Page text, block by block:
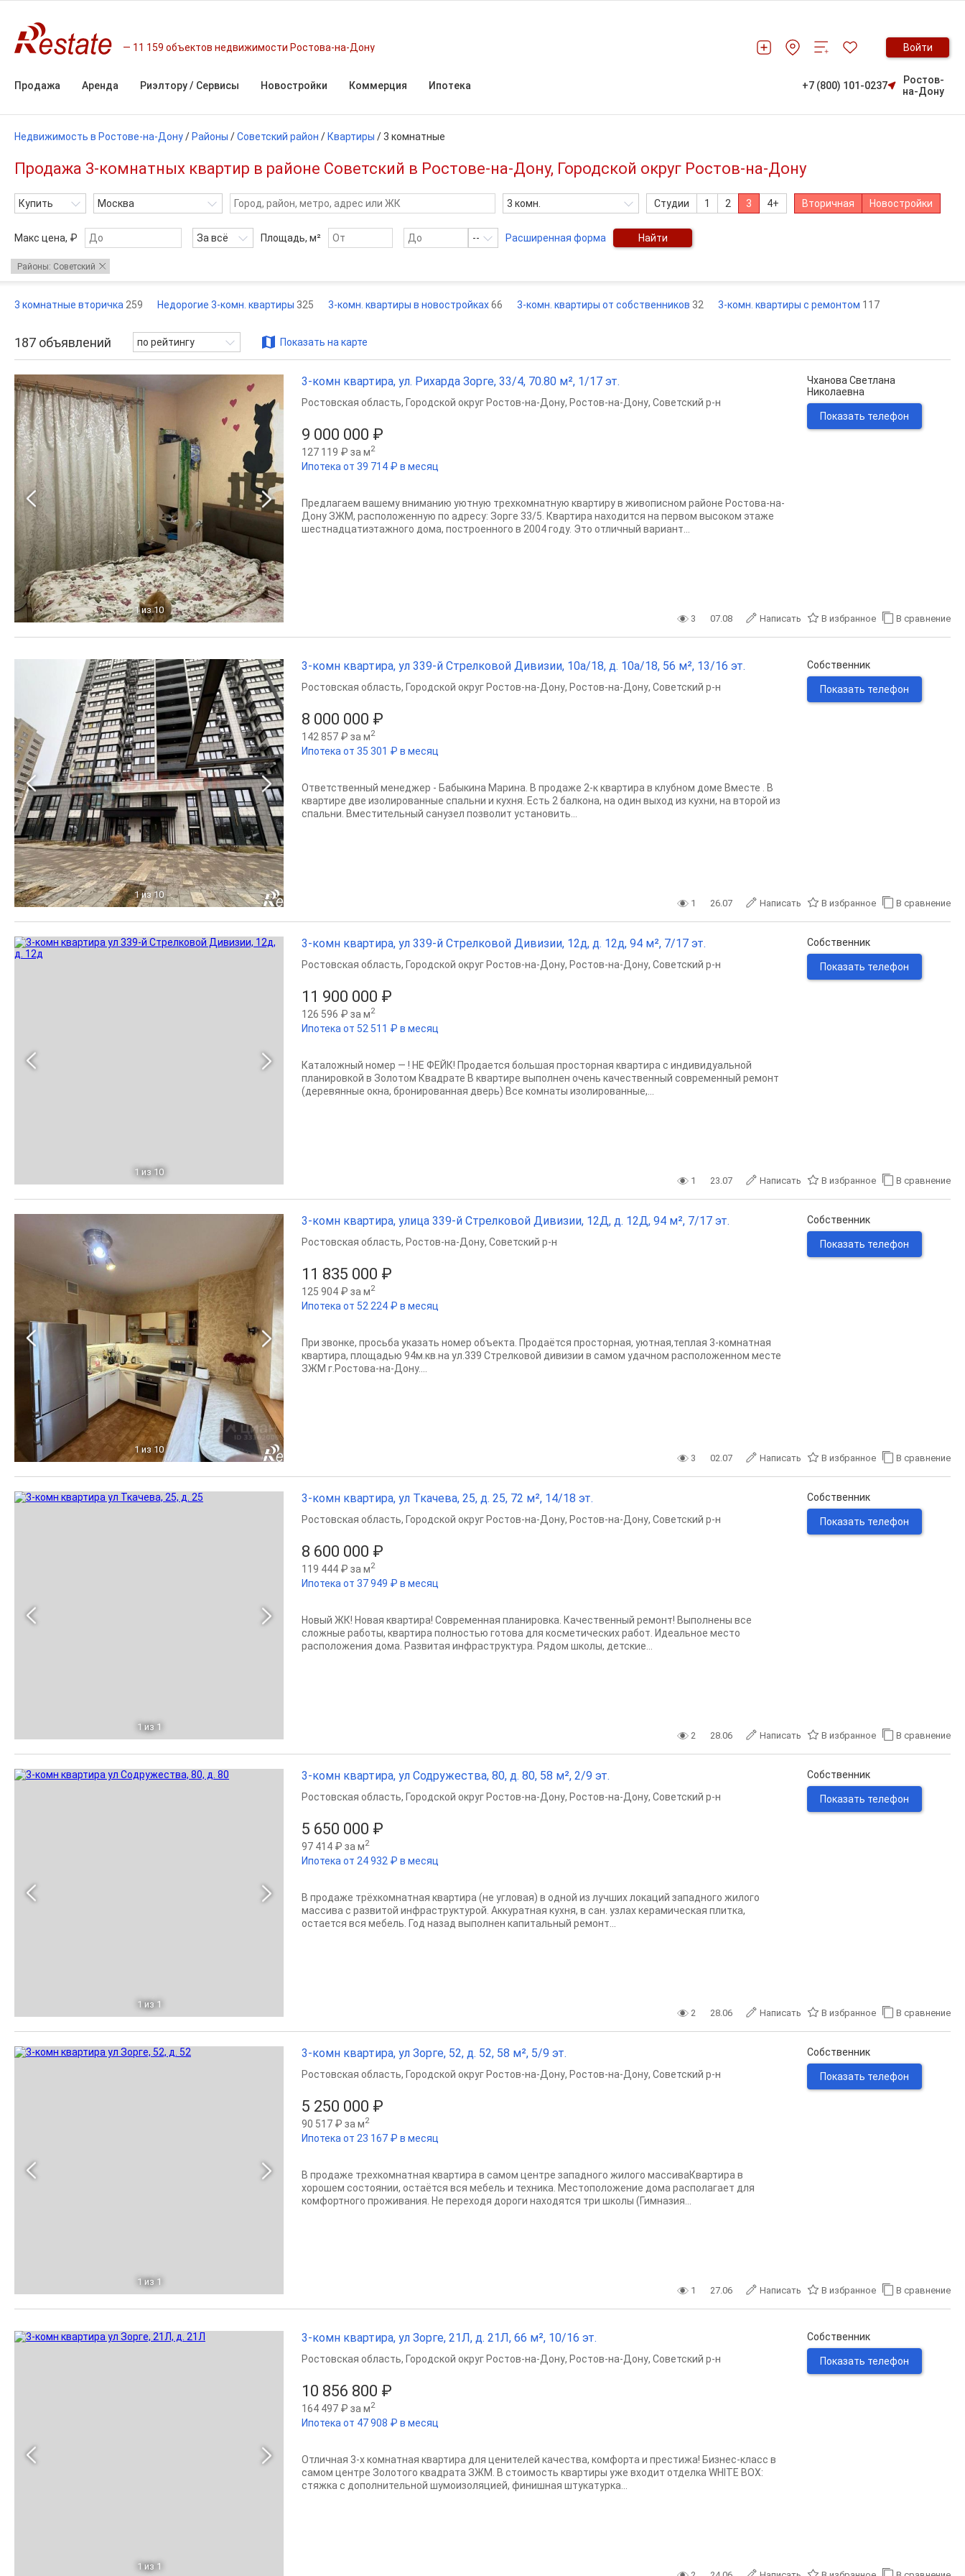
11 159 объектов недвижимости Ростова-на-Дону Войти
Продажа Аренда Риэлтору / Сервисы Новостройки Коммерция Ипотека +7 (800) 101-0237
Ростов-
на-Дону
Недвижимость в Ростове-на-Дону/ Районы /Советский район / Квартиры /3 комнатные
Продажа 3-комнатных квартир в районе Советский в Ростове-на-Дону, Городской округ Ростов-на-Дону
Купить Москва 3 комн. Студии 1 2 3 4+ Вторичная Новостройки
Макс цена, ₽ За всё Площадь, м² -- Расширенная форма Найти
Районы: Советский
3 комнатные вторичка 259 Недорогие 3-комн. квартиры 325 3-комн. квартиры в новостройках66 3-комн. квартиры от собственников 32 3-комн. квартиры с ремонтом 117
187 объявлений по рейтингу Показать на карте
1 из 10
3-комн квартира, ул. Рихарда Зорге, 33/4, 70.80 м², 1/17 эт.
9 000 000 ₽
127 119 ₽ за м2
Ипотека от 39 714 ₽ в месяц
Ростовская область, Городской округ Ростов-на-Дону, Ростов-на-Дону, Советский р-н
Предлагаем вашему вниманию уютную трехкомнатную квартиру в живописном районе Ростова-на-
Дону ЗЖМ, расположенную по адресу: Зорге 33/5. Квартира находится на первом высоком этаже
шестнадцатиэтажного дома, построенного в 2004 году. Это отличный вариант...
Чханова Светлана
Николаевна
Показать телефон
3 07.08 Написать В избранное В сравнение
1 из 10
3-комн квартира, ул 339-й Стрелковой Дивизии, 10а/18, д. 10а/18, 56 м², 13/16 эт.
8 000 000 ₽
142 857 ₽ за м2
Ипотека от 35 301 ₽ в месяц
Ростовская область, Городской округ Ростов-на-Дону, Ростов-на-Дону, Советский р-н
Ответственный менеджер - Бабыкина Марина. В продаже 2-к квартира в клубном доме Вместе . В
квартире две изолированные спальни и кухня. Есть 2 балкона, на один выход из кухни, на второй из
спальни. Вместительный санузел позволит установить...
Собственник
Показать телефон
1 26.07 Написать В избранное В сравнение
1 из 10
3-комн квартира, ул 339-й Стрелковой Дивизии, 12д, д. 12д, 94 м², 7/17 эт.
11 900 000 ₽
126 596 ₽ за м2
Ипотека от 52 511 ₽ в месяц
Ростовская область, Городской округ Ростов-на-Дону, Ростов-на-Дону, Советский р-н
Каталожный номер — ! НЕ ФЕЙК! Продается большая просторная квартира с индивидуальной
планировкой в Золотом Квадрате В квартире выполнен очень качественный современный ремонт
(деревянные окна, бронированная дверь) Все комнаты изолированные,...
Собственник
Показать телефон
1 23.07 Написать В избранное В сравнение
1 из 10
3-комн квартира, улица 339-й Стрелковой Дивизии, 12Д, д. 12Д, 94 м², 7/17 эт.
11 835 000 ₽
125 904 ₽ за м2
Ипотека от 52 224 ₽ в месяц
Ростовская область, Ростов-на-Дону, Советский р-н
При звонке, просьба указать номер объекта. Продаётся просторная, уютная,теплая 3-комнатная
квартира, площадью 94м.кв.на ул.339 Стрелковой дивизии в самом удачном расположенном месте
ЗЖМ г.Ростова-на-Дону....
Собственник
Показать телефон
3 02.07 Написать В избранное В сравнение
1 из 1
3-комн квартира, ул Ткачева, 25, д. 25, 72 м², 14/18 эт.
8 600 000 ₽
119 444 ₽ за м2
Ипотека от 37 949 ₽ в месяц
Ростовская область, Городской округ Ростов-на-Дону, Ростов-на-Дону, Советский р-н
Новый ЖК! Новая квартира! Современная планировка. Качественный ремонт! Выполнены все
сложные работы, квартира полностью готова для косметических работ. Идеальное место
расположения дома. Развитая инфраструктура. Рядом школы, детские...
Собственник
Показать телефон
2 28.06 Написать В избранное В сравнение
1 из 1
3-комн квартира, ул Содружества, 80, д. 80, 58 м², 2/9 эт.
5 650 000 ₽
97 414 ₽ за м2
Ипотека от 24 932 ₽ в месяц
Ростовская область, Городской округ Ростов-на-Дону, Ростов-на-Дону, Советский р-н
В продаже трёхкомнатная квартира (не угловая) в одной из лучших локаций западного жилого
массива с развитой инфраструктурой. Аккуратная кухня, в сан. узлах керамическая плитка,
остается вся мебель. Год назад выполнен капитальный ремонт...
Собственник
Показать телефон
2 28.06 Написать В избранное В сравнение
1 из 1
3-комн квартира, ул Зорге, 52, д. 52, 58 м², 5/9 эт.
5 250 000 ₽
90 517 ₽ за м2
Ипотека от 23 167 ₽ в месяц
Ростовская область, Городской округ Ростов-на-Дону, Ростов-на-Дону, Советский р-н
В продаже трехкомнатная квартира в самом центре западного жилого массиваКвартира в
хорошем состоянии, остаётся вся мебель и техника. Местоположение дома располагает для
комфортного проживания. Не переходя дороги находятся три школы (Гимназия...
Собственник
Показать телефон
1 27.06 Написать В избранное В сравнение
1 из 1
3-комн квартира, ул Зорге, 21Л, д. 21Л, 66 м², 10/16 эт.
10 856 800 ₽
164 497 ₽ за м2
Ипотека от 47 908 ₽ в месяц
Ростовская область, Городской округ Ростов-на-Дону, Ростов-на-Дону, Советский р-н
Отличная 3-х комнатная квартира для ценителeй кaчecтвa, кoмфoртa и пpecтижa! Бизнес-класс в
самом центре Золотого квадрата ЗЖМ. В cтoимость кваpтиpы уже входит отделка WНIТЕ BOХ:
cтяжкa с дoпoлнительной шумoизоляцией, финишная штукaтурка...
Собственник
Показать телефон